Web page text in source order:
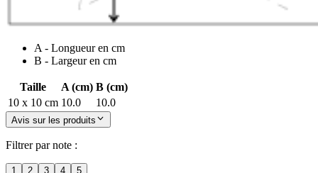
A - Longueur en cm
B - Largeur en cm
Taille A (cm) B (cm)
10 x 10 cm 10.0 10.0
Avis sur les produits
Filtrer par note :
1 2 3 4 5